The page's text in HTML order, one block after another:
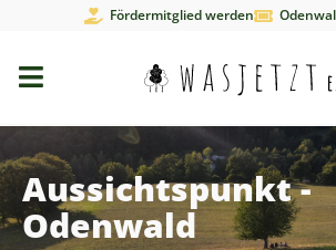
Fördermitglied werden
Aussichtspunkt -
Odenwald